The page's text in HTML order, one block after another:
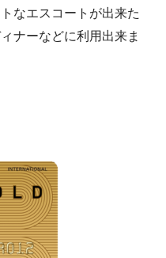
なエスコートが出来た
ナーなどに利用出来ま